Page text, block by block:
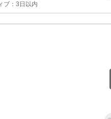
ブ：3日以内